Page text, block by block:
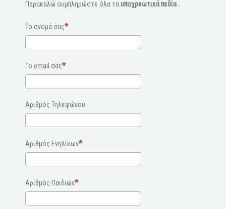
Παρακαλώ συμπληρώστε όλα ταυποχρεωτικά πεδία .
Το όνομά σας
Το email σας
Αριθμός Τηλεφώνου
Αριθμός Ενηλίκων
Αριθμός Παιδιών